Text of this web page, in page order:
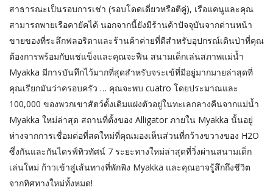
สาธารณะเป็นรอบการเช่า (รอบโดดเดี่ยวหรือตีคู่), เรือแคนูและคุณ
สามารถพายเรือคายัคได้ นอกจากนี้ยังมีร้านค้าปัจจุบันจากด่านหน้า
ขายของที่ระลึกฟลอริดาและร้านค้าค่ายที่ดีสำหรับอุปกรณ์เดินป่าที่คุณ
ต้องการพร้อมกับแช่แข็งและคุณจะฟืน สนามเด็กเล่นสภาพแม่น้ำ
Myakka มีการบันทึกไว้มากที่สุดสำหรับจระเข้ที่มีอยู่มากมายล่าสุดที่
คุณเรียกมันว่าครอบครัว … คุณจะพบ cuatro โดยประมาณและ
100,000 ของพวกเขาสัตว์ดั้งเดิมแฝงตัวอยู่ในทะเลกลางคืนจากแม่น้ำ
Myakka ใหม่ล่าสุด สถานที่ตั้งของ Alligator ภายใน Myakka นั้นอยู่
ห่างจากการเชื่อมต่อที่สดใหม่ที่คุณมองเห็นส่วนที่กว้างขวางของ H2O
ซึ่งกันและกันไดรฟ์ทิวทัศน์ 7 ระยะทางใหม่ล่าสุดที่วิ่งผ่านสนามเด็ก
เล่นใหม่ ก้าวเข้าสู่เส้นทางที่พักพิง Myakka และคุณอาจรู้สึกถึงชีวิต
จากทิศทางใหม่ทั้งหมด!